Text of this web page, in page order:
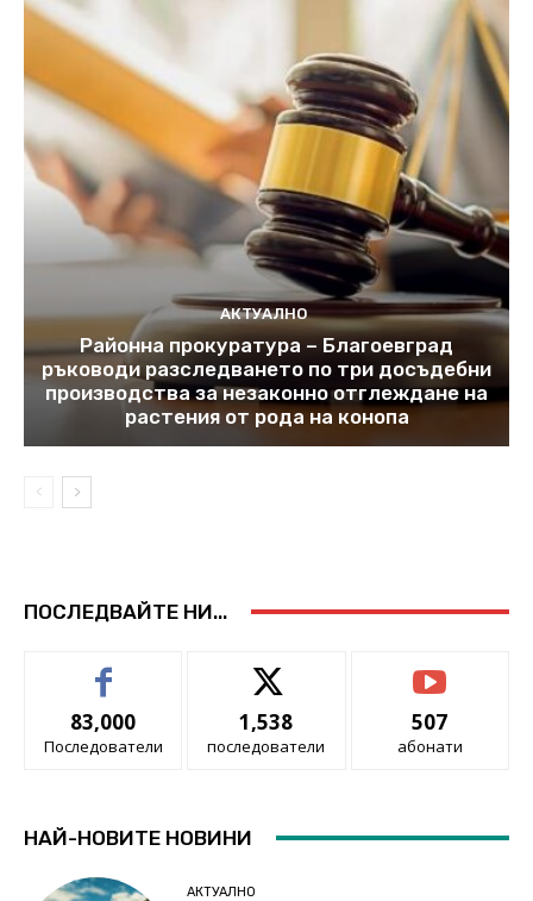
АКТУАЛНО
Районна прокуратура – Благоевград
ръководи разследването по три досъдебни
производства за незаконно отглеждане на
растения от рода на конопа
ПОСЛЕДВАЙТЕ НИ...
83,000
Последователи
1,538
последователи
507
абонати
НАЙ-НОВИТЕ НОВИНИ
АКТУАЛНО